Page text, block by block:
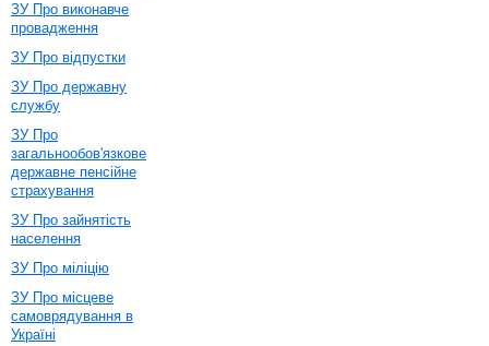
ЗУ Про виконавче
провадження
ЗУ Про відпустки
ЗУ Про державну
службу
ЗУ Про
загальнообов'язкове
державне пенсійне
страхування
ЗУ Про зайнятість
населення
ЗУ Про міліцію
ЗУ Про місцеве
самоврядування в
Україні